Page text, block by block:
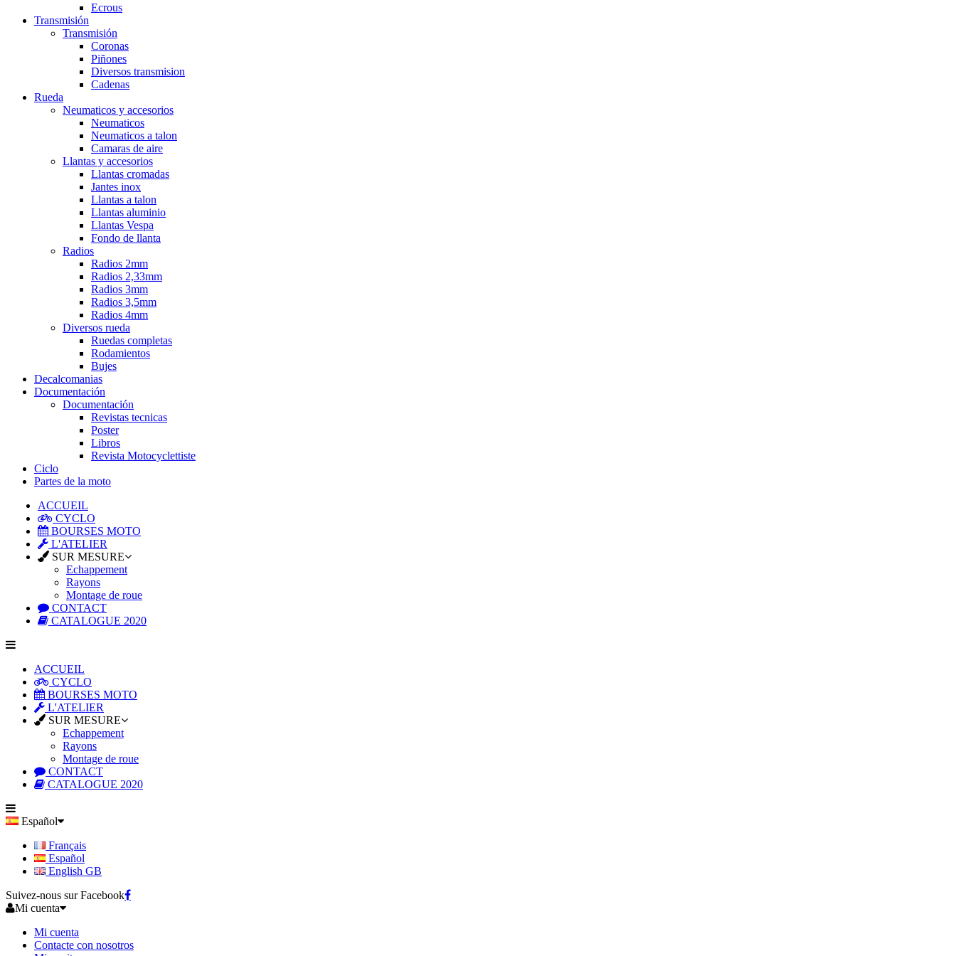
Ecrous
Transmisión
Transmisión
Coronas
Piñones
Diversos transmision
Cadenas
Rueda
Neumaticos y accesorios
Neumaticos
Neumaticos a talon
Camaras de aire
Llantas y accesorios
Llantas cromadas
Jantes inox
Llantas a talon
Llantas aluminio
Llantas Vespa
Fondo de llanta
Radios
Radios 2mm
Radios 2,33mm
Radios 3mm
Radios 3,5mm
Radios 4mm
Diversos rueda
Ruedas completas
Rodamientos
Bujes
Decalcomanias
Documentación
Documentación
Revistas tecnicas
Poster
Libros
Revista Motocyclettiste
Ciclo
Partes de la moto
ACCUEIL
CYCLO
BOURSES MOTO
L'ATELIER
SUR MESURE
Echappement
Rayons
Montage de roue
CONTACT
CATALOGUE 2020
ACCUEIL
CYCLO
BOURSES MOTO
L'ATELIER
SUR MESURE
Echappement
Rayons
Montage de roue
CONTACT
CATALOGUE 2020
Español
Français
Español
English GB
Suivez-nous sur Facebook
Mi cuenta
Mi cuenta
Contacte con nosotros